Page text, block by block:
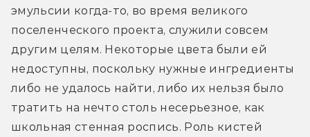
эмульсии когда-то, во время великого
поселенческого проекта, служили совсем
другим целям. Некоторые цвета были ей
недоступны, поскольку нужные ингредиенты
либо не удалось найти, либо их нельзя было
тратить на нечто столь несерьезное, как
школьная стенная роспись. Роль кистей